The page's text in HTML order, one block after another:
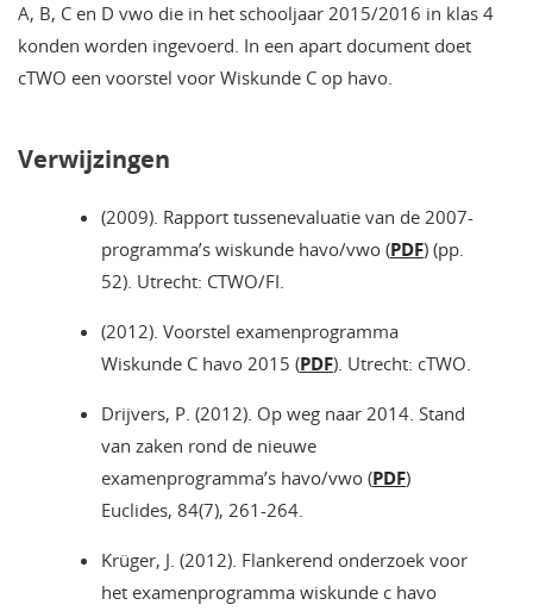
A, B, C en D vwo die in het schooljaar 2015/2016 in klas 4
konden worden ingevoerd. In een apart document doet
cTWO een voorstel voor Wiskunde C op havo.
Verwijzingen
(2009). Rapport tussenevaluatie van de 2007-
programma’s wiskunde havo/vwo (PDF) (pp.
52). Utrecht: CTWO/FI.
(2012). Voorstel examenprogramma
Wiskunde C havo 2015 (PDF). Utrecht: cTWO.
Drijvers, P. (2012). Op weg naar 2014. Stand
van zaken rond de nieuwe
examenprogramma’s havo/vwo (PDF)
Euclides, 84(7), 261-264.
Krüger, J. (2012). Flankerend onderzoek voor
het examenprogramma wiskunde c havo